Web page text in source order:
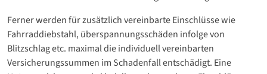
Ferner werden für zusätzlich vereinbarte Einschlüsse wie
Fahrraddiebstahl, überspannungsschäden infolge von
Blitzschlag etc. maximal die individuell vereinbarten
Versicherungssummen im Schadenfall entschädigt. Eine